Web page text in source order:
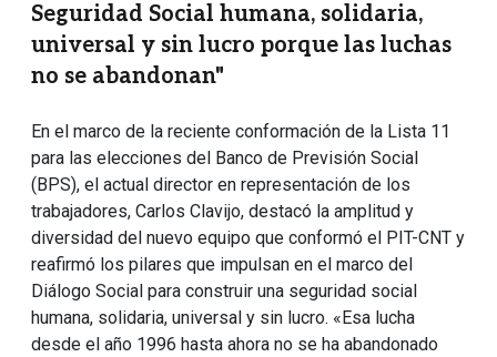
Seguridad Social humana, solidaria,
universal y sin lucro porque las luchas
no se abandonan"
En el marco de la reciente conformación de la Lista 11
para las elecciones del Banco de Previsión Social
(BPS), el actual director en representación de los
trabajadores, Carlos Clavijo, destacó la amplitud y
diversidad del nuevo equipo que conformó el PIT-CNT y
reafirmó los pilares que impulsan en el marco del
Diálogo Social para construir una seguridad social
humana, solidaria, universal y sin lucro. «Esa lucha
desde el año 1996 hasta ahora no se ha abandonado